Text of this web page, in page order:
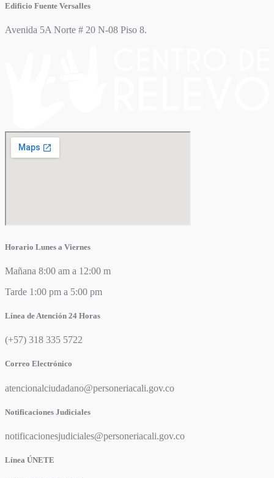
Edificio Fuente Versalles
Avenida 5A Norte # 20 N-08 Piso 8.
Horario Lunes a Viernes
Mañana 8:00 am a 12:00 m
Tarde 1:00 pm a 5:00 pm
Línea de Atención 24 Horas
(+57) 318 335 5722
Correo Electrónico
atencionalciudadano@personeriacali.gov.co
Notificaciones Judiciales
notificacionesjudiciales@personeriacali.gov.co
Línea ÚNETE